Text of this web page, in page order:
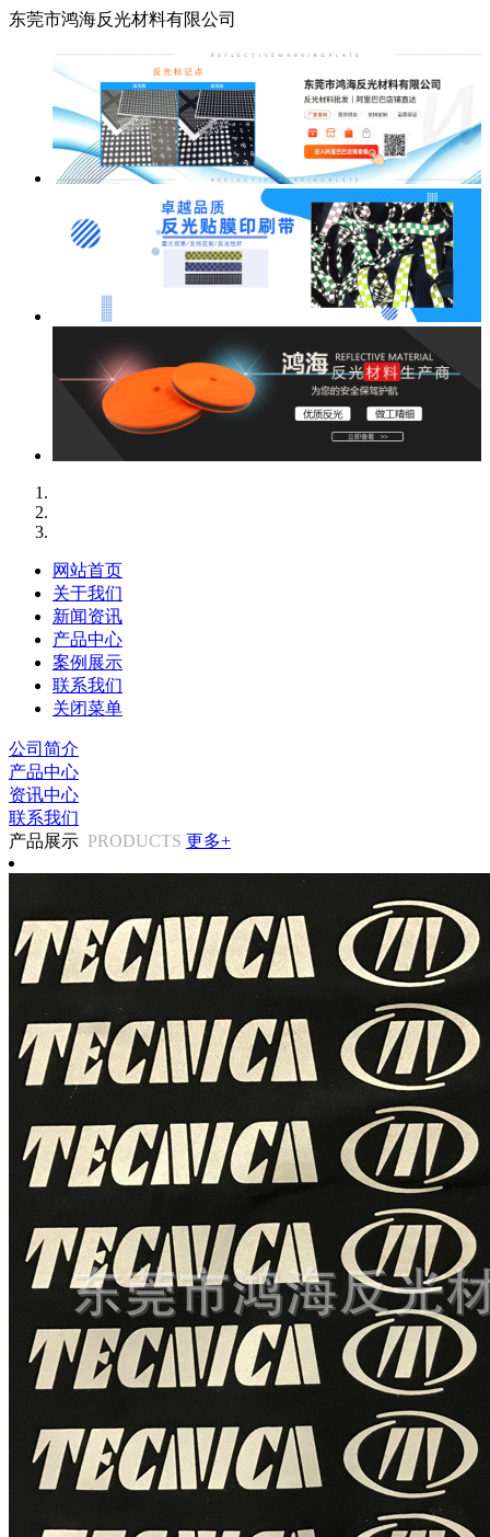
东莞市鸿海反光材料有限公司
网站首页
关于我们
新闻资讯
产品中心
案例展示
联系我们
关闭菜单
公司简介
产品中心
资讯中心
联系我们
产品展示 PRODUCTS 更多+